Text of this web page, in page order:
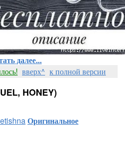
далее...
вверх^ к полной версии
HONEY)
Оригинальное